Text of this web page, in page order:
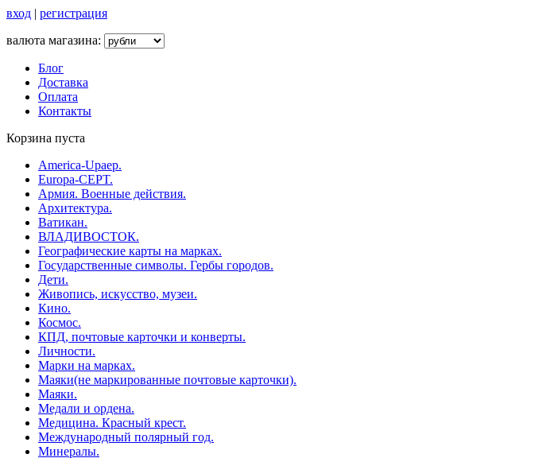
вход | регистрация
валюта магазина:
Блог
Доставка
Оплата
Контакты
Корзина пуста
America-Upaep.
Europa-CEPT.
Армия. Военные действия.
Архитектура.
Ватикан.
ВЛАДИВОСТОК.
Географические карты на марках.
Государственные символы. Гербы городов.
Дети.
Живопись, искусство, музеи.
Кино.
Космос.
КПД, почтовые карточки и конверты.
Личности.
Марки на марках.
Маяки(не маркированные почтовые карточки).
Маяки.
Медали и ордена.
Медицина. Красный крест.
Международный полярный год.
Минералы.